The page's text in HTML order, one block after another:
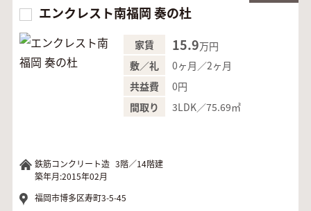
エンクレスト南福岡 奏の杜
家賃 15.9万円
敷／礼
0ヶ月／2ヶ月
共益費
0円
間取り
3LDK／75.69㎡
鉄筋コンクリート造 3階／14階建
築年月:2015年02月
福岡市博多区寿町3-5-45